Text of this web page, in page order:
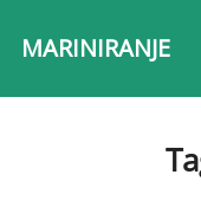
MARINIRANJE